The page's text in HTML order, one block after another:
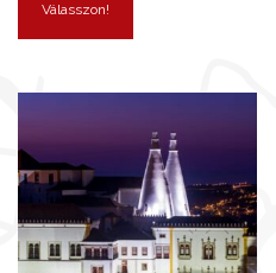
Válasszon!